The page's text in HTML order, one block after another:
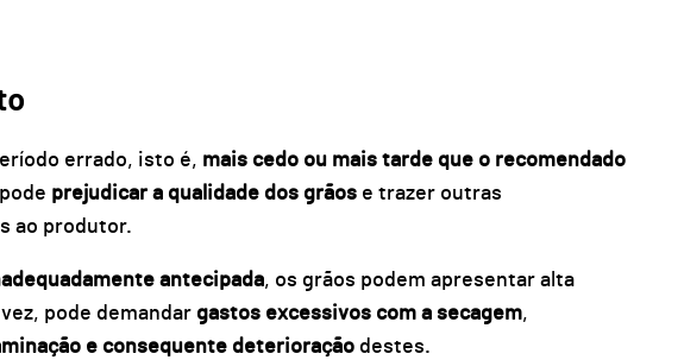
errado, isto é, mais cedo ou mais tarde que o recomendado
prejudicar a qualidade dos grãose trazer outras
ao produtor.
antecipada, os grãos podem apresentar alta
pode demandar gastos excessivos com a secagem,
e consequente deterioração destes.